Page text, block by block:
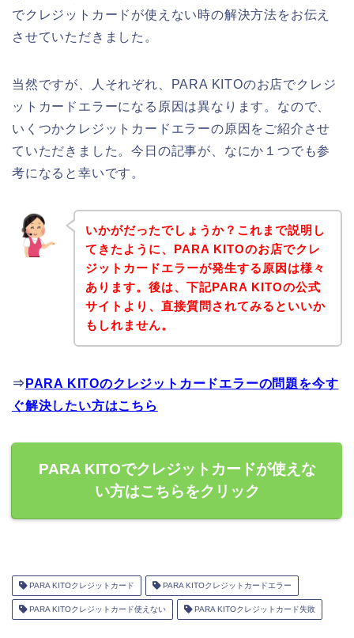
でクレジットカードが使えない時の解決方法をお伝え
させていただきました。
当然ですが、人それぞれ、PARA KITOのお店でクレジ
ットカードエラーになる原因は異なります。なので、
いくつかクレジットカードエラーの原因をご紹介させ
ていただきました。今日の記事が、なにか１つでも参
考になると幸いです。
いかがだったでしょうか？これまで説明し
てきたように、PARA KITOのお店でクレ
ジットカードエラーが発生する原因は様々
あります。後は、下記PARA KITOの公式
サイトより、直接質問されてみるといいか
もしれません。
⇒ PARA KITOのクレジットカードエラーの問題を今す
ぐ解決したい方はこちら
PARA KITOでクレジットカードが使えな
い方はこちらをクリック
PARA KITOクレジットカード PARA KITOクレジットカードエラー
PARA KITOクレジットカード使えない PARA KITOクレジットカード失敗